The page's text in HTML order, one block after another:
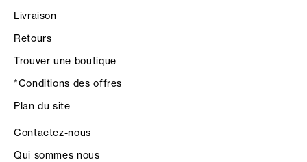
Livraison
Retours
Trouver une boutique
*Conditions des offres
Plan du site
Contactez-nous
Qui sommes nous